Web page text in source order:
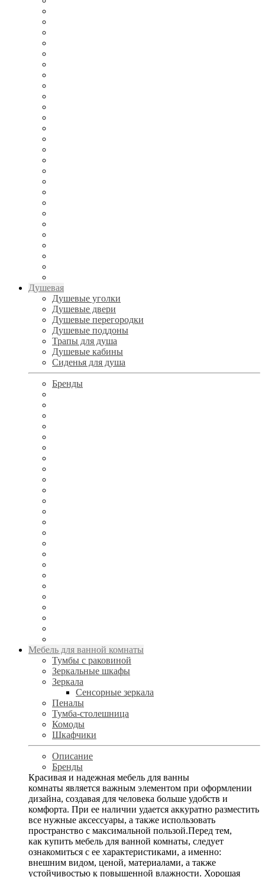
Душевая
Душевые уголки
Душевые двери
Душевые перегородки
Душевые поддоны
Трапы для душа
Душевые кабины
Сиденья для душа
Бренды
Мебель для ванной комнаты
Тумбы с раковиной
Зеркальные шкафы
Зеркала
Сенсорные зеркала
Пеналы
Тумба-столешница
Комоды
Шкафчики
Описание
Бренды
Красивая и надежная мебель для ванны
комнаты является важным элементом при оформлении
дизайна, создавая для человека больше удобств и
комфорта. При ее наличии удается аккуратно разместить
все нужные аксессуары, а также использовать
пространство с максимальной пользой.Перед тем,
как купить мебель для ванной комнаты, следует
ознакомиться с ее характеристиками, а именно:
внешним видом, ценой, материалами, а также
устойчивостью к повышенной влажности. Хорошая